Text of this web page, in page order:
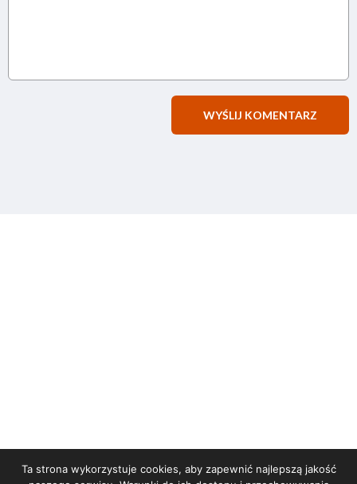
Ta strona wykorzystuje cookies, aby zapewnić najlepszą jakość
STRONA GŁÓWNA